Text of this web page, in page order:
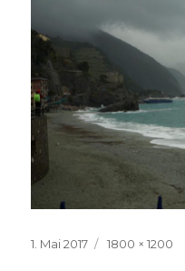
Veröffentlicht
1. Mai 2017
Volle
1800 × 1200